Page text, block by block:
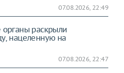
07.08.2026, 22:49
раскрыли
нацеленную на
07.08.2026, 22:47